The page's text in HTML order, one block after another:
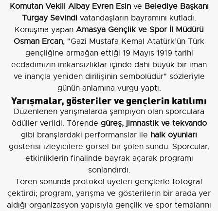
Komutan Vekili Albay Evren Esinve Belediye Başkanı
Turgay Sevindi vatandaşların bayramını kutladı.
Konuşma yapan Amasya Gençlik ve Spor İl Müdürü
Osman Ercan, "Gazi Mustafa Kemal Atatürk’ün Türk
gençliğine armağan ettiği 19 Mayıs 1919 tarihi
ecdadımızın imkansızlıklar içinde dahi büyük bir iman
ve inançla yeniden dirilişinin sembolüdür" sözleriyle
günün anlamına vurgu yaptı.
Yarışmalar, gösteriler ve gençlerin katılımı
Düzenlenen yarışmalarda şampiyon olan sporculara
ödüller verildi. Törende güreş, jimnastik ve tekvando
gibi branşlardaki performanslar ile halk oyunları
gösterisi izleyicilere görsel bir şölen sundu. Sporcular,
etkinliklerin finalinde bayrak açarak programı
sonlandırdı.
Tören sonunda protokol üyeleri gençlerle fotoğraf
çektirdi; program, yarışma ve gösterilerin bir arada yer
aldığı organizasyon yapısıyla gençlik ve spor temalarını